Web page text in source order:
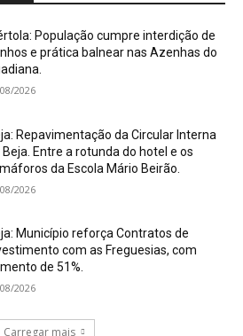
População cumpre interdição de
e prática balnear nas Azenhas do
2026
Repavimentação da Circular Interna
Beja. Entre a rotunda do hotel e os
da Escola Mário Beirão.
2026
Município reforça Contratos de
com as Freguesias, com
de 51%.
2026
Carregar mais